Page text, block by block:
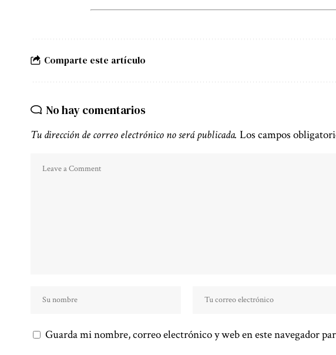
Comparte este artículo
No hay comentarios
Tu dirección de correo electrónico no será publicada. Los campos
Guarda mi nombre, correo electrónico y web en este navegador